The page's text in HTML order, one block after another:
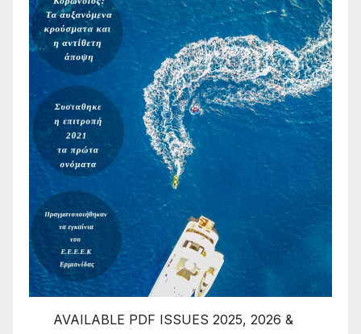
AVAILABLE PDF ISSUES 2025, 2026 &